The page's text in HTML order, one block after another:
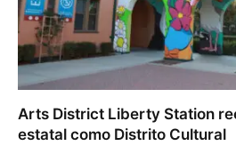
Arts District Liberty Station
estatal como Distrito Cultural